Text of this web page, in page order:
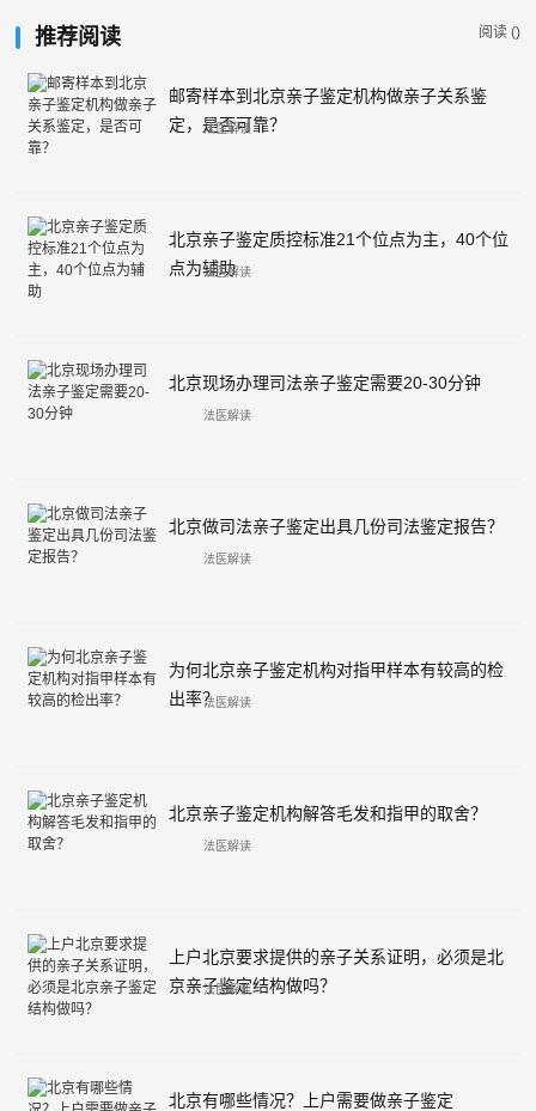
阅读 ()
推荐阅读
邮寄样本到北京亲子鉴定机构做亲子关系鉴
定，是否可靠？
法医解读
北京亲子鉴定质控标准21个位点为主，40个位
点为辅助
法医解读
北京现场办理司法亲子鉴定需要20-30分钟
法医解读
北京做司法亲子鉴定出具几份司法鉴定报告？
法医解读
为何北京亲子鉴定机构对指甲样本有较高的检
出率？法医解读
北京亲子鉴定机构解答毛发和指甲的取舍？
法医解读
上户北京要求提供的亲子关系证明，必须是北
京亲子鉴定结构做吗？
法医解读
北京有哪些情况？上户需要做亲子鉴定